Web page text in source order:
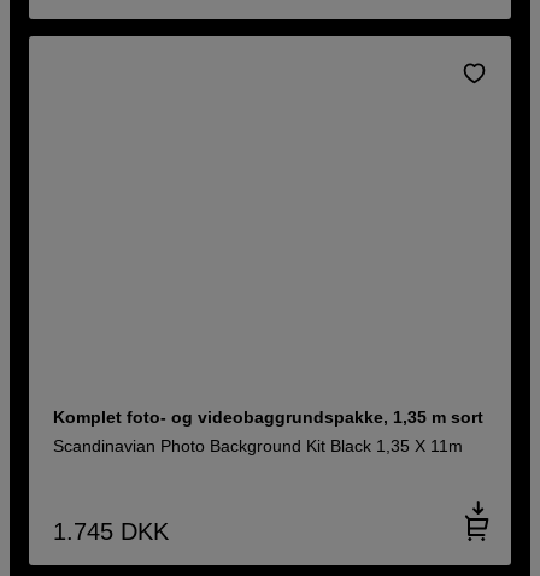
Komplet foto- og videobaggrundspakke, 1,35 m sort
Scandinavian Photo Background Kit Black 1,35 X 11m
1.745 DKK